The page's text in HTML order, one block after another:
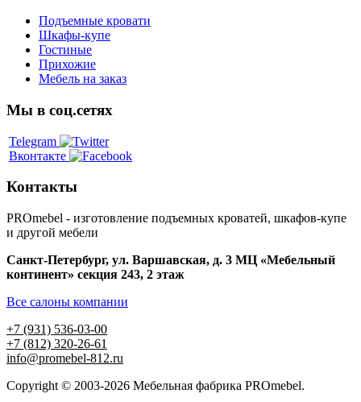
Подъемные кровати
Шкафы-купе
Гостиные
Прихожие
Мебель на заказ
Мы в соц.сетях
Telegram
Вконтакте
Контакты
PROmebel - изготовление подъемных кроватей, шкафов-купе
и другой мебели
Санкт-Петербург, ул. Варшавская, д. 3 МЦ «Мебельный
континент» секция 243, 2 этаж
Все салоны компании
+7 (931) 536-03-00
+7 (812) 320-26-61
info@promebel-812.ru
Copyright © 2003-2026 Мебельная фабрика PROmebel.